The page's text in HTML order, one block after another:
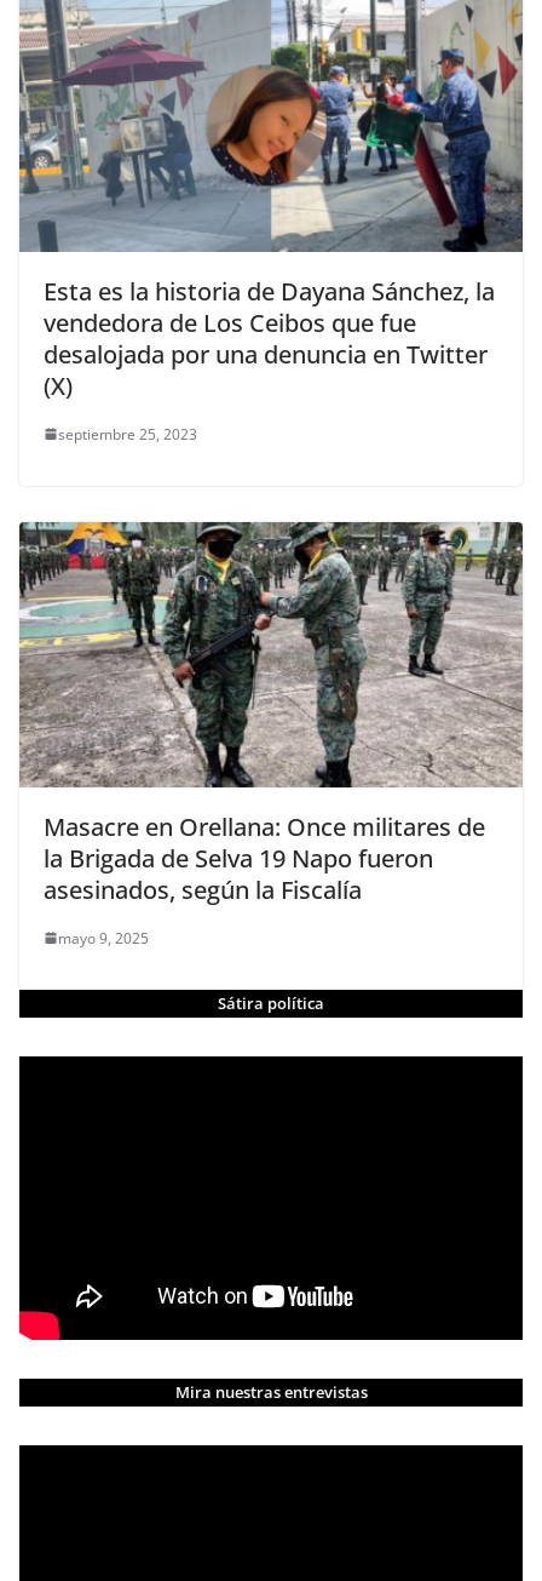
Esta es la historia de Dayana Sánchez, la
vendedora de Los Ceibos que fue
desalojada por una denuncia en Twitter
(X)
septiembre 25, 2023
Masacre en Orellana: Once militares de
la Brigada de Selva 19 Napo fueron
asesinados, según la Fiscalía
mayo 9, 2025
Sátira política
Mira nuestras entrevistas